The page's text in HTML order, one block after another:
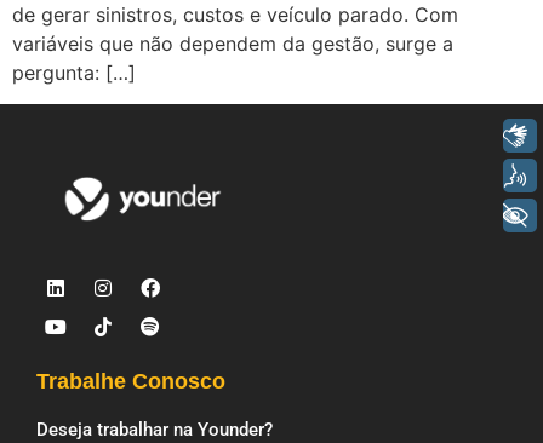
de gerar sinistros, custos e veículo parado. Com
variáveis que não dependem da gestão, surge a
pergunta: […]
Trabalhe Conosco
Deseja trabalhar na Younder?